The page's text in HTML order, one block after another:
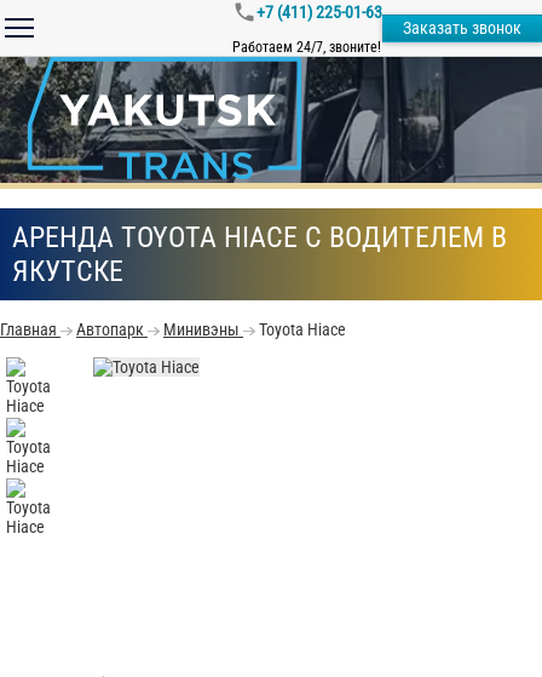
+7 (411) 225-01-63
Работаем 24/7, звоните!
Заказать звонок
АРЕНДА TOYOTA HIACE С ВОДИТЕЛЕМ В
ЯКУТСКЕ
Главная Автопарк Минивэны Toyota Hiace